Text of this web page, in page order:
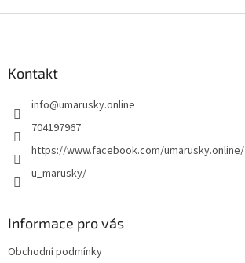
Kontakt
info@umarusky.online
704197967
https://www.facebook.com/umarusky.online/
u_marusky/
Informace pro vás
Obchodní podmínky